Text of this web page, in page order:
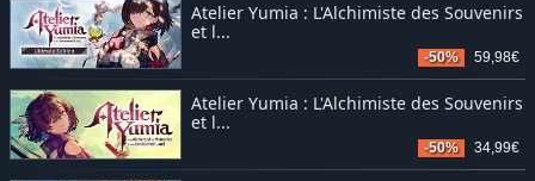
Atelier Yumia : L'Alchimiste des Souvenirs
et l...
-50% 59,98€
Atelier Yumia : L'Alchimiste des Souvenirs
et l...
-50% 34,99€